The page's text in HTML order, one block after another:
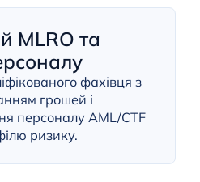
MLRO та
фахівця з
грошей і
персоналу AML/CTF
ризику.